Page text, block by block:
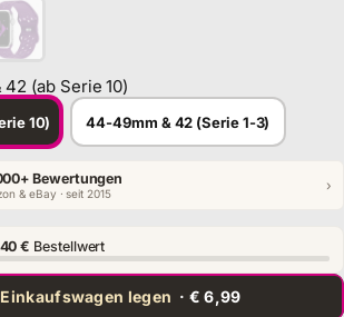
42 (ab Serie 10)
10) 44-49mm & 42 (Serie 1-3)
Bewertungen
& eBay · seit 2015 ›
40 € Bestellwert
legen · € 6,99